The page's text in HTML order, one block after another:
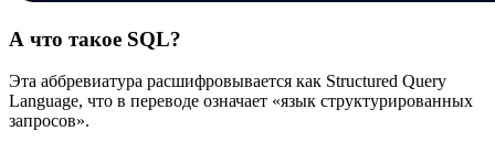
А что такое SQL?
Эта аббревиатура расшифровывается как Structured Query
Language, что в переводе означает «язык структурированных
запросов».